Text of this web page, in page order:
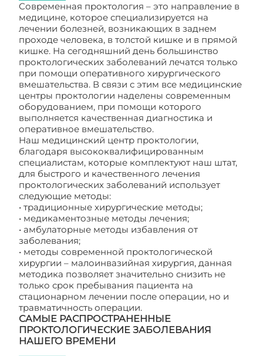
Современная проктология – это направление в
медицине, которое специализируется на
лечении болезней, возникающих в заднем
проходе человека, в толстой кишке и в прямой
кишке. На сегодняшний день большинство
проктологических заболеваний лечатся только
при помощи оперативного хирургического
вмешательства. В связи с этим все медицинские
центры проктологии наделены современным
оборудованием, при помощи которого
выполняется качественная диагностика и
оперативное вмешательство.
Наш медицинский центр проктологии,
благодаря высококвалифицированным
специалистам, которые комплектуют наш штат,
для быстрого и качественного лечения
проктологических заболеваний использует
следующие методы:
• традиционные хирургические методы;
• медикаментозные методы лечения;
• амбулаторные методы избавления от
заболевания;
• методы современной проктологической
хирургии – малоинвазийная хирургия, данная
методика позволяет значительно снизить не
только срок пребывания пациента на
стационарном лечении после операции, но и
травматичность операции.
САМЫЕ РАСПРОСТРАНЕННЫЕ
ПРОКТОЛОГИЧЕСКИЕ ЗАБОЛЕВАНИЯ
НАШЕГО ВРЕМЕНИ